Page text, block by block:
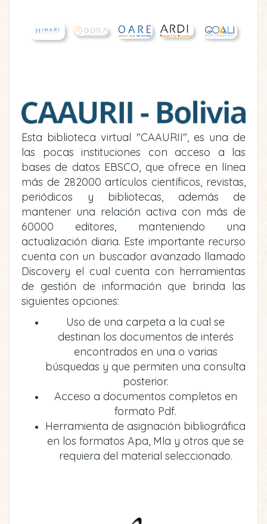
Esta biblioteca virtual "CAAURII", es una de
las pocas instituciones con acceso a las
bases de datos EBSCO, que ofrece en línea
más de 282000 artículos científicos, revistas,
periódicos y bibliotecas, además de
mantener una relación activa con más de
60000 editores, manteniendo una
actualización diaria. Este importante recurso
cuenta con un buscador avanzado llamado
Discovery el cual cuenta con herramientas
de gestión de información que brinda las
siguientes opciones:
Uso de una carpeta a la cual se
destinan los documentos de interés
encontrados en una o varias
búsquedas y que permiten una consulta
posterior.
Acceso a documentos completos en
formato Pdf.
Herramienta de asignación bibliográfica
en los formatos Apa, Mla y otros que se
requiera del material seleccionado.